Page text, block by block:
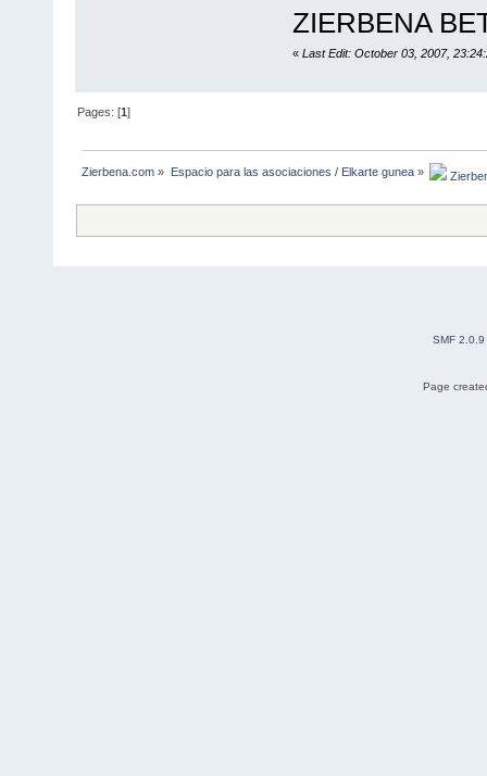
ZIERBENA
« Last Edit: October 03, 2007,
Pages: [1]
Zierbena.com » Espacio para las asociaciones / Elkarte gunea»
SMF 2.0.9
Page